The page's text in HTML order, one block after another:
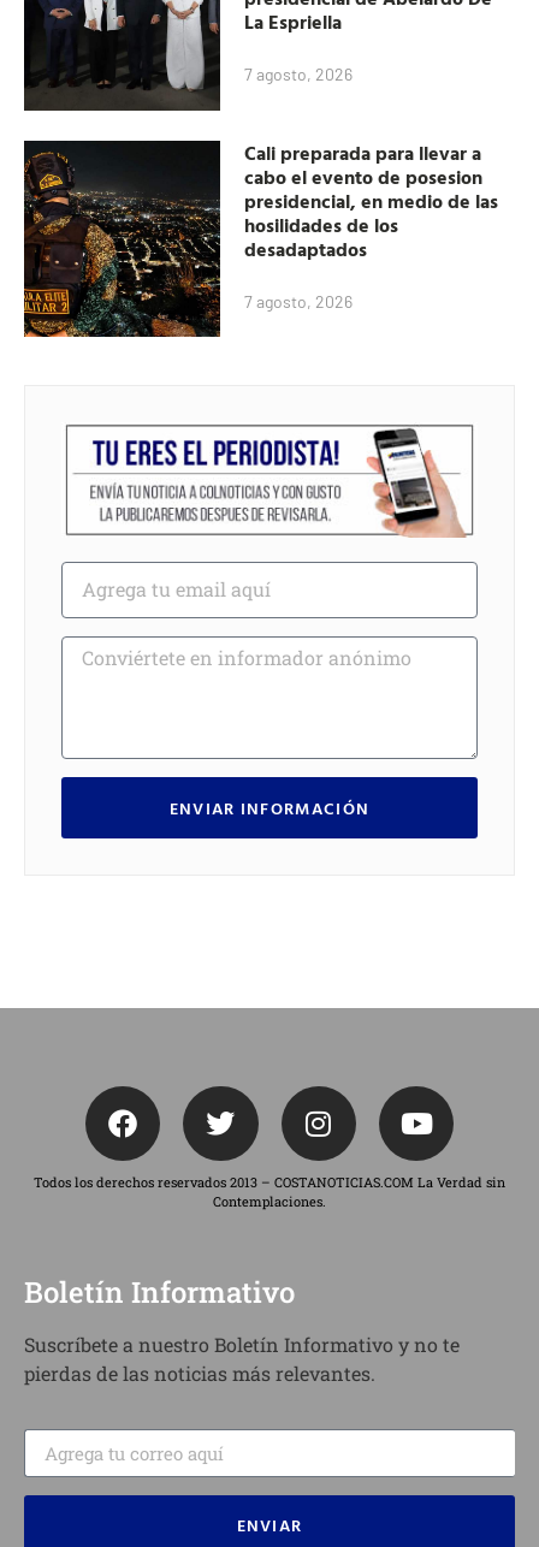
La Espriella
7 agosto, 2026
Cali preparada para llevar a
cabo el evento de posesion
presidencial, en medio de las
hosilidades de los
desadaptados
7 agosto, 2026
ENVIAR INFORMACIÓN
Todos los derechos reservados 2013 – COSTANOTICIAS.COM La Verdad sin
Contemplaciones.
Boletín Informativo
Suscríbete a nuestro Boletín Informativo y no te
pierdas de las noticias más relevantes.
ENVIAR